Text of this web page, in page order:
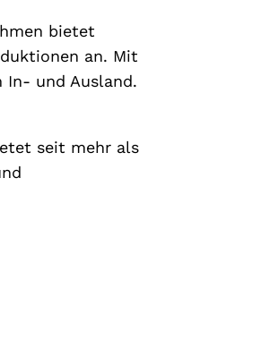
bietet
an. Mit
In- und Ausland.
seit mehr als